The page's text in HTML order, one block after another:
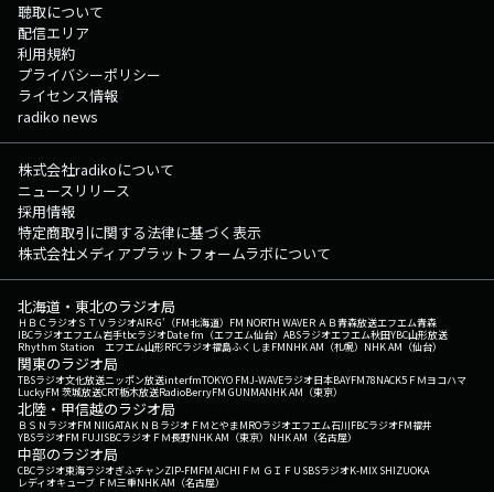
聴取について
配信エリア
利用規約
プライバシーポリシー
ライセンス情報
radiko news
株式会社radikoについて
ニュースリリース
採用情報
特定商取引に関する法律に基づく表示
株式会社メディアプラットフォームラボについて
北海道・東北のラジオ局
ＨＢＣラジオＳＴＶラジオAIR-G'（FM北海道） FM NORTH WAVEＲＡＢ青森放送エフエム青森
IBCラジオエフエム岩手tbcラジオDate fm（エフエム仙台） ABSラジオエフエム秋田YBC山形放送
Rhythm Station エフエム山形RFCラジオ福島ふくしまFMNHK AM（札幌） NHK AM（仙台）
関東のラジオ局
TBSラジオ文化放送ニッポン放送interfmTOKYO FMJ-WAVEラジオ日本BAYFM78NACK5 ＦＭヨコハマ
LuckyFM 茨城放送CRT栃木放送RadioBerryFM GUNMANHK AM（東京）
北陸・甲信越のラジオ局
ＢＳＮラジオFM NIIGATAＫＮＢラジオ ＦＭとやまMROラジオエフエム石川FBCラジオFM福井
YBSラジオFM FUJISBCラジオ ＦＭ長野NHK AM（東京） NHK AM（名古屋）
中部のラジオ局
CBCラジオ東海ラジオぎふチャンZIP-FMFM AICHI ＦＭ ＧＩＦＵ SBSラジオK-MIX SHIZUOKA
レディオキューブ ＦＭ三重NHK AM（名古屋）